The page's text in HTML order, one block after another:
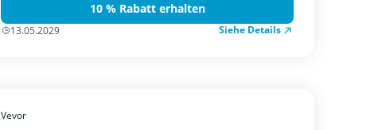
10 % Rabatt erhalten
13.05.2029 Siehe Details
Vevor